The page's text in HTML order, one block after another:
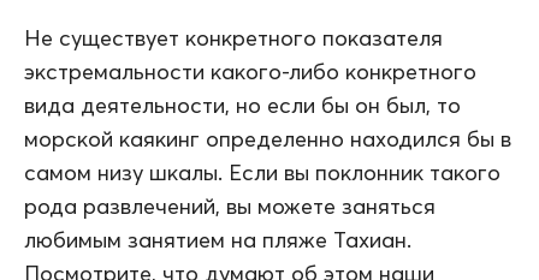
Не существует конкретного показателя
экстремальности какого-либо конкретного
вида деятельности, но если бы он был, то
морской каякинг определенно находился бы в
самом низу шкалы. Если вы поклонник такого
рода развлечений, вы можете заняться
любимым занятием на пляже Тахиан.
Посмотрите, что думают об этом наши